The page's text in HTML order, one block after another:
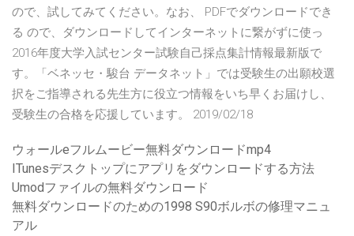
ので、試してみてください。なお、 PDFでダウンロードでき
る ので、ダウンロードしてインターネットに繋がずに使っ
2016年度大学入試センター試験自己採点集計情報最新版で
す。「ベネッセ・駿台 データネット」では受験生の出願校選
択をご指導される先生方に役立つ情報をいち早くお届けし、
受験生の合格を応援しています。 2019/02/18
ウォールeフルムービー無料ダウンロードmp4
ITunesデスクトップにアプリをダウンロードする方法
Umodファイルの無料ダウンロード
無料ダウンロードのための1998 S90ボルボの修理マニュ
アル